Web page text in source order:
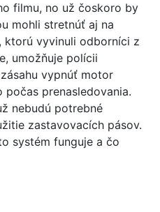
filmu, no už čoskoro by
mohli stretnúť aj na
ktorú vyvinuli odborníci z
umožňuje polícii
vypnúť motor
prenasledovania.
nebudú potrebné
zastavovacích pásov.
systém funguje a čo